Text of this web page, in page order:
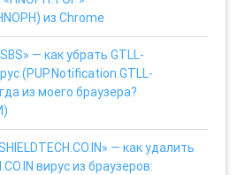
из Chrome
— как убрать GTLL-
(PUP.Notification.GTLL-
из моего браузера?
— как удалить
вирус из браузеров: